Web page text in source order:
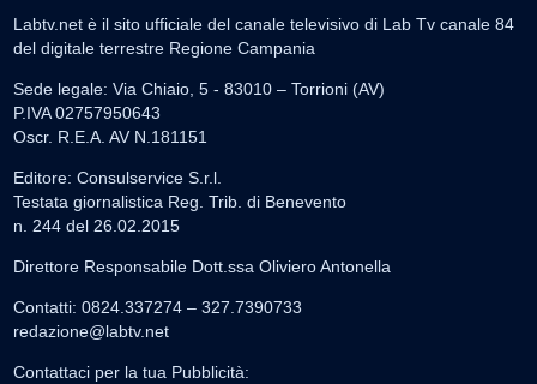
Labtv.net è il sito ufficiale del canale televisivo di Lab Tv canale 84
del digitale terrestre Regione Campania
Sede legale: Via Chiaio, 5 - 83010 – Torrioni (AV)
P.IVA 02757950643
Oscr. R.E.A. AV N.181151
Editore: Consulservice S.r.l.
Testata giornalistica Reg. Trib. di Benevento
n. 244 del 26.02.2015
Direttore Responsabile Dott.ssa Oliviero Antonella
Contatti: 0824.337274 – 327.7390733
redazione@labtv.net
Contattaci per la tua Pubblicità: